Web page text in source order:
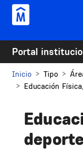
Pasar al contenido
Portal
Inicio Tipo
Educación